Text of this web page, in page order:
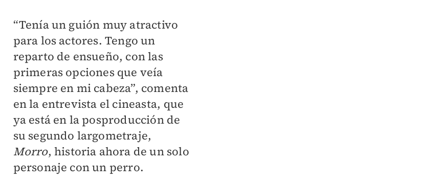
“Tenía un guión muy atractivo
para los actores. Tengo un
reparto de ensueño, con las
primeras opciones que veía
siempre en mi cabeza”, comenta
en la entrevista el cineasta, que
ya está en la posproducción de
su segundo largometraje,
Morro, historia ahora de un solo
personaje con un perro.